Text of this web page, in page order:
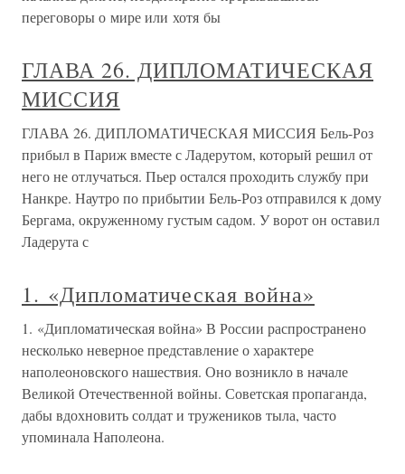
переговоры о мире или хотя бы
ГЛАВА 26. ДИПЛОМАТИЧЕСКАЯ
МИССИЯ
ГЛАВА 26. ДИПЛОМАТИЧЕСКАЯ МИССИЯ Бель-Роз
прибыл в Париж вместе с Ладерутом, который решил от
него не отлучаться. Пьер остался проходить службу при
Нанкре. Наутро по прибытии Бель-Роз отправился к дому
Бергама, окруженному густым садом. У ворот он оставил
Ладерута с
1. «Дипломатическая война»
1. «Дипломатическая война» В России распространено
несколько неверное представление о характере
наполеоновского нашествия. Оно возникло в начале
Великой Отечественной войны. Советская пропаганда,
дабы вдохновить солдат и тружеников тыла, часто
упоминала Наполеона.